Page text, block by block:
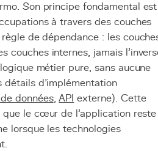
Son principe fondamental est
à travers des couches
de dépendance : les
couches internes, jamais
métier pure, sans aucune
détails d'implémentation
données,API externe). Cette
que le cœur de l'application reste
lorsque les technologies